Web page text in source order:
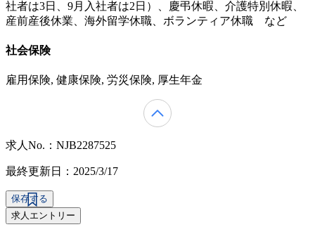
社者は3日、9月入社者は2日）、慶弔休暇、介護特別休暇、
産前産後休業、海外留学休職、ボランティア休職 など
社会保険
雇用保険, 健康保険, 労災保険, 厚生年金
求人No.：NJB2287525
最終更新日：2025/3/17
保存する
求人エントリー